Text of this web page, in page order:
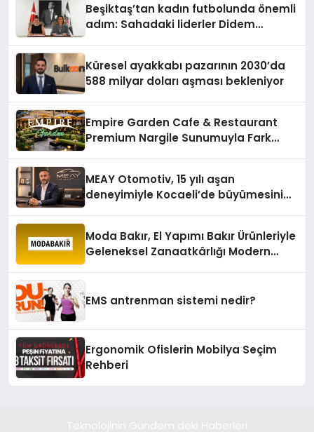
Beşiktaş’tan kadın futbolunda önemli
adım: Sahadaki liderler Didem
Küresel ayakkabı pazarının 2030’da
588 milyar doları aşması bekleniyor
Empire Garden Cafe & Restaurant
Premium Nargile Sunumuyla Fark
MEAY Otomotiv, 15 yılı aşan
deneyimiyle Kocaeli’de büyümesini
Moda Bakır, El Yapımı Bakır Ürünleriyle
Geleneksel Zanaatkârlığı Modern
EMS antrenman sistemi nedir?
Ergonomik Ofislerin Mobilya Seçim
Rehberi